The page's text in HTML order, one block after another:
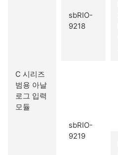
C 시리즈
범용 아날
로그 입력
모듈
sbRIO-
9218
sbRIO-
9219